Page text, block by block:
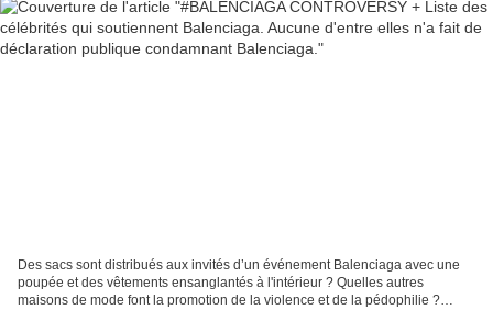
Des sacs sont distribués aux invités d’un événement Balenciaga avec une
poupée et des vêtements ensanglantés à l'intérieur ? Quelles autres
maisons de mode font la promotion de la violence et de la pédophilie ?